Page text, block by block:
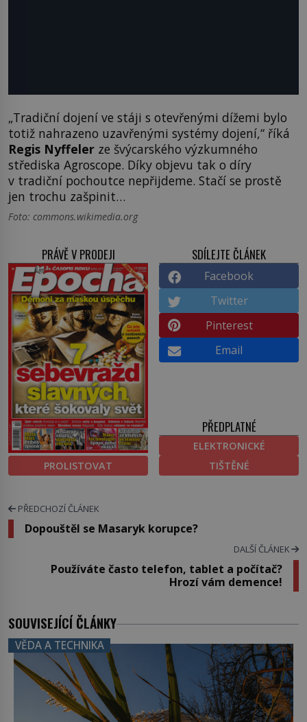
„Tradiční dojení ve stáji s otevřenými dížemi bylo
totiž nahrazeno uzavřenými systémy dojení,“ říká
Regis Nyffeler ze švýcarského výzkumného
střediska Agroscope. Díky objevu tak o díry
v tradiční pochoutce nepřijdeme. Stačí se prostě
jen trochu zašpinit…
Foto: commons.wikimedia.org
PRÁVĚ V PRODEJI
PROLISTOVAT
SDÍLEJTE ČLÁNEK
Facebook
Twitter
Pinterest
Email
PŘEDPLATNÉ
ELEKTRONICKÉ
TIŠTĚNÉ
PŘEDCHOZÍ ČLÁNEK
Dopouštěl se Masaryk korupce?
DALŠÍ ČLÁNEK
Používáte často telefon, tablet a počítač?
Hrozí vám demence!
SOUVISEJÍCÍ ČLÁNKY
VĚDA A TECHNIKA